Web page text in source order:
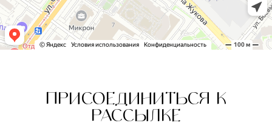
ПРИСОЕДИНИТЬСЯ К
РАССЫЛКЕ